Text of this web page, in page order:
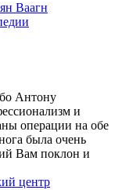
Ваагн
Антону
и
операции на обе
была очень
Вам поклон и
центр